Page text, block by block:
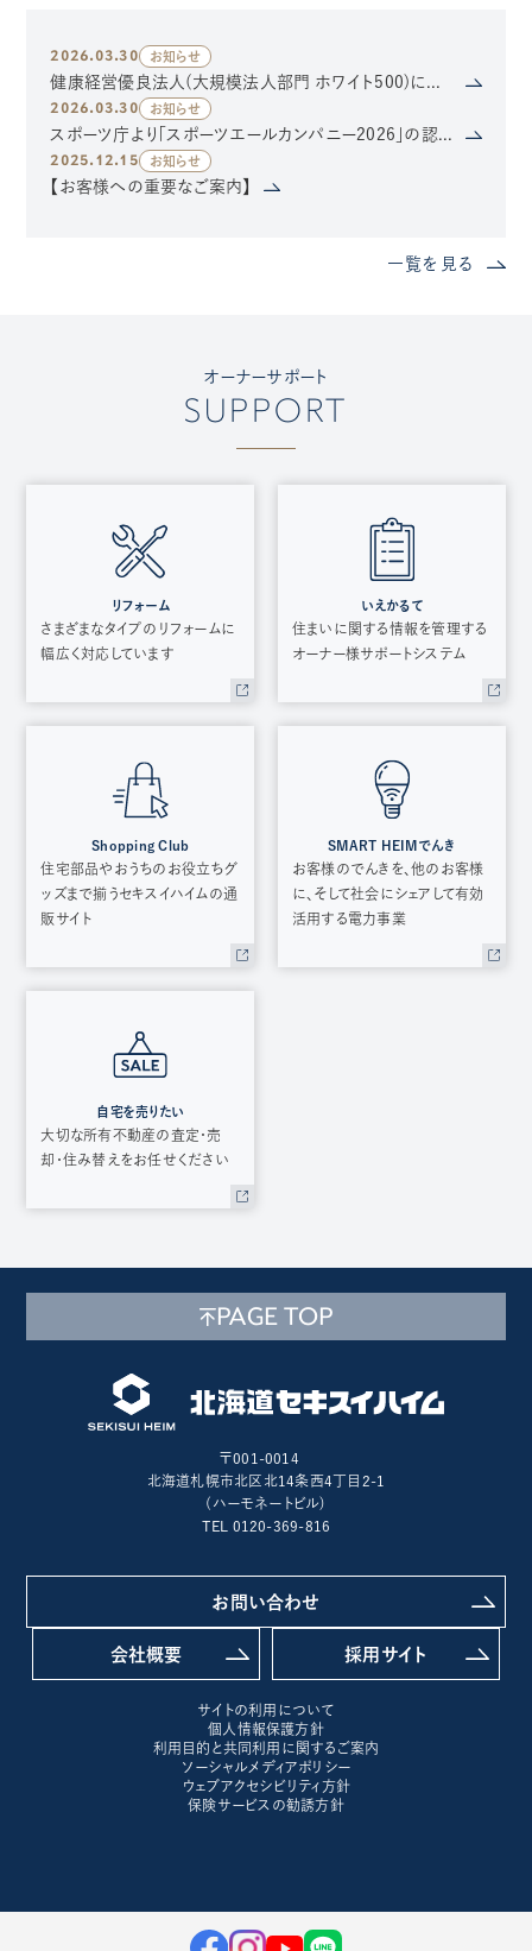
2026.03.30 お知らせ
健康経営優良法人(大規模法人部門 ホワイト500)に認定されました
2026.03.30 お知らせ
スポーツ庁より「スポーツエールカンパニー2026」の認定を受けました
2025.12.15 お知らせ
【お客様への重要なご案内】
一覧を見る
オーナーサポート
SUPPORT
リフォーム
さまざまなタイプのリフォームに
幅広く対応しています
いえかるて
住まいに関する情報を管理する
オーナー様サポートシステム
Shopping Club
住宅部品やおうちのお役立ちグ
ッズまで揃うセキスイハイムの通
販サイト
SMART HEIMでんき
お客様のでんきを、他のお客様
に、そして社会にシェアして有効
活用する電力事業
自宅を売りたい
大切な所有不動産の査定・売
却・住み替えをお任せください
PAGE TOP
〒001-0014
北海道札幌市北区北14条西4丁目2-1
(ハーモネートビル)
TEL 0120-369-816
お問い合わせ
会社概要 採用サイト
サイトの利用について
個人情報保護方針
利用目的と共同利用に関するご案内
ソーシャルメディアポリシー
ウェブアクセシビリティ方針
保険サービスの勧誘方針